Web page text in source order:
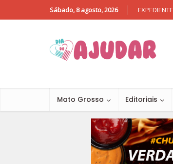
Sábado, 8 agosto, 2026 EXPEDIENTE
Mato Grosso Editoriais